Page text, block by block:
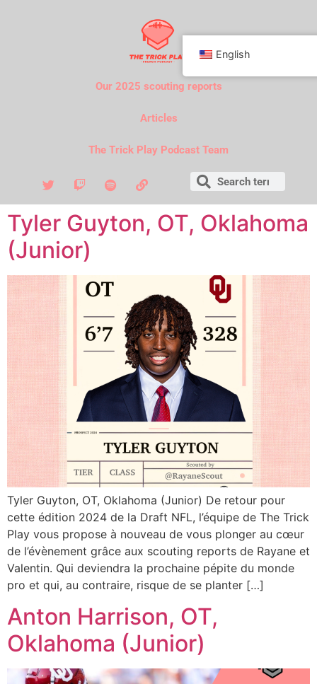
Our 2025 scouting reports
Articles
The Trick Play Podcast Team
Tyler Guyton, OT, Oklahoma
(Junior)
Tyler Guyton, OT, Oklahoma (Junior) De retour pour
cette édition 2024 de la Draft NFL, l’équipe de The Trick
Play vous propose à nouveau de vous plonger au cœur
de l’évènement grâce aux scouting reports de Rayane et
Valentin. Qui deviendra la prochaine pépite du monde
pro et qui, au contraire, risque de se planter […]
Anton Harrison, OT,
Oklahoma (Junior)
English